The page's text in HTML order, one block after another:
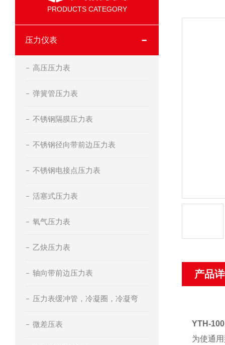
PRODUCTS CATEGORY
压力仪表
高压压力表
弹簧管压力表
不锈钢隔膜压力表
不锈钢径向带前边压力表
不锈钢电接点压力表
活塞式压力表
氧气压力表
乙炔压力表
轴向带前边压力表
压力表缓冲管，冷凝圈，冷凝弯
微差压表
产品
YTH-
为使通